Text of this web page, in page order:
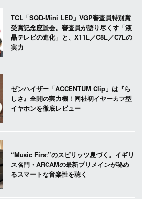
TCL「SQD-Mini LED」VGP審査員特別賞
受賞記念座談会。審査員が語り尽くす「液
晶テレビの進化」と、X11L／C8L／C7Lの
実力
ゼンハイザー「ACCENTUM Clip」は『ら
しさ』全開の実力機！同社初イヤーカフ型
イヤホンを徹底レビュー
“Music First”のスピリッツ息づく。イギリ
ス名門・ARCAMの最新プリメインが秘め
るスマートな音楽性を聴く